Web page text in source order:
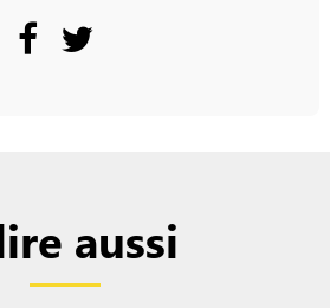
aussi